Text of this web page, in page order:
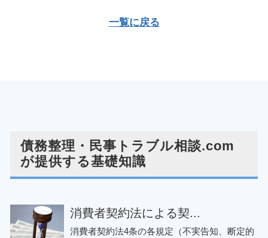
一覧に戻る
債務整理・民事トラブル相談.com
が提供する基礎知識
消費者契約法による契...
消費者契約法4条の各規定（不実告知、断定的